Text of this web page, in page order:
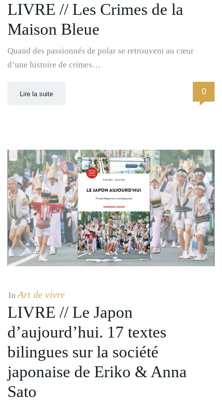
LIVRE // Les Crimes de la
Maison Bleue
Quand des passionnés de polar se retrouvent au cœur
d’une histoire de crimes…
Lire la suite 0
InArt de vivre
LIVRE // Le Japon
d’aujourd’hui. 17 textes
bilingues sur la société
japonaise de Eriko & Anna
Sato